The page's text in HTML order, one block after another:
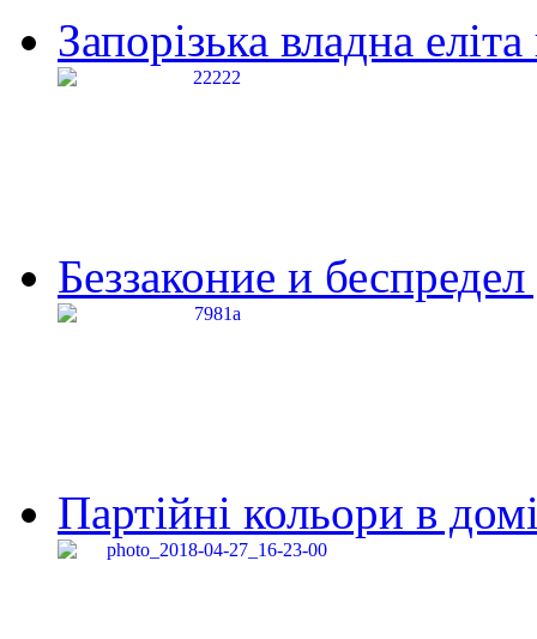
Запорізька владна
Беззаконие и
Партійні кольори в